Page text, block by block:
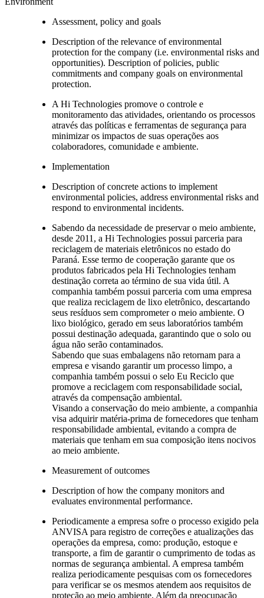
Assessment, policy and goals
Description of the relevance of environmental
protection for the company (i.e. environmental risks and
opportunities). Description of policies, public
commitments and company goals on environmental
protection.
A Hi Technologies promove o controle e
monitoramento das atividades, orientando os processos
através das políticas e ferramentas de segurança para
minimizar os impactos de suas operações aos
colaboradores, comunidade e ambiente.
Implementation
Description of concrete actions to implement
environmental policies, address environmental risks and
respond to environmental incidents.
Sabendo da necessidade de preservar o meio ambiente,
desde 2011, a Hi Technologies possui parceria para
reciclagem de materiais eletrônicos no estado do
Paraná. Esse termo de cooperação garante que os
produtos fabricados pela Hi Technologies tenham
destinação correta ao término de sua vida útil. A
companhia também possui parceria com uma empresa
que realiza reciclagem de lixo eletrônico, descartando
seus resíduos sem comprometer o meio ambiente. O
lixo biológico, gerado em seus laboratórios também
possui destinação adequada, garantindo que o solo ou
água não serão contaminados.
Sabendo que suas embalagens não retornam para a
empresa e visando garantir um processo limpo, a
companhia também possui o selo Eu Reciclo que
promove a reciclagem com responsabilidade social,
através da compensação ambiental.
Visando a conservação do meio ambiente, a companhia
visa adquirir matéria-prima de fornecedores que tenham
responsabilidade ambiental, evitando a compra de
materiais que tenham em sua composição itens nocivos
ao meio ambiente.
Measurement of outcomes
Description of how the company monitors and
evaluates environmental performance.
Periodicamente a empresa sofre o processo exigido pela
ANVISA para registro de correções e atualizações das
operações da empresa, como: produção, estoque e
transporte, a fim de garantir o cumprimento de todas as
normas de segurança ambiental. A empresa também
realiza periodicamente pesquisas com os fornecedores
para verificar se os mesmos atendem aos requisitos de
proteção ao meio ambiente. Além da preocupação